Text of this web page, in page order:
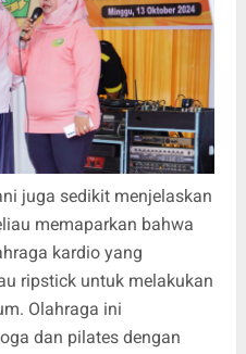
juga sedikit menjelaskan
memaparkan bahwa
kardio yang
ripstick untuk melakukan
Olahraga ini
dan pilates dengan